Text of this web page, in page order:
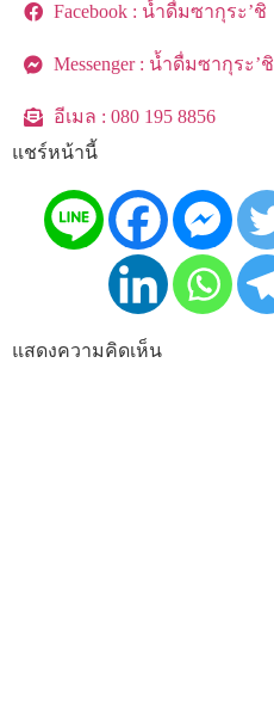
Facebook : น้ำดื่มซากุระ’ชิ
Messenger : น้ำดื่มซากุระ’ชิ
อีเมล : 080 195 8856
แชร์หน้านี้
แสดงความคิดเห็น